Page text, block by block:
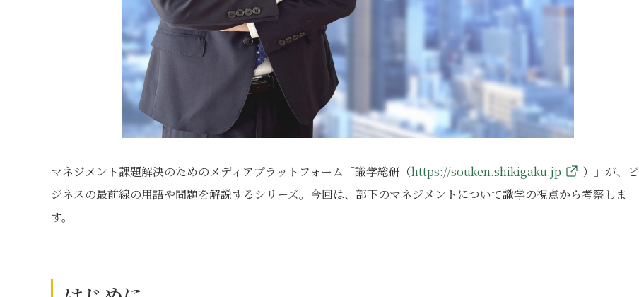
マネジメント課題解決のためのメディアプラットフォーム「識学総研（https://souken.shikigaku.jp
）」が、ビ
ジネスの最前線の用語や問題を解説するシリーズ。今回は、部下のマネジメントについて識学の視点から考察しま
す。